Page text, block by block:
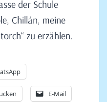
der Schule
Chillán, meine
zu erzählen.
E-Mail